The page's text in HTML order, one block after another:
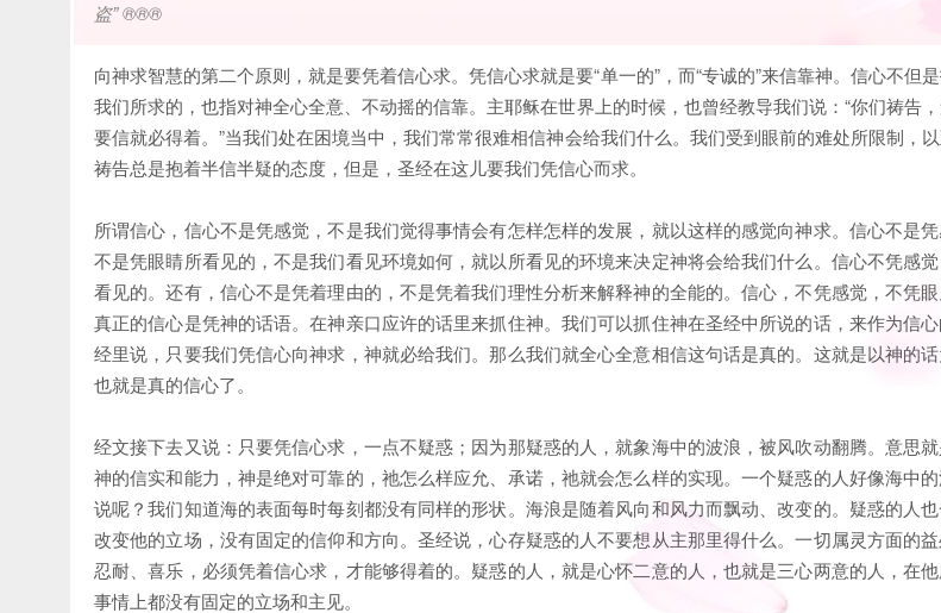
盗” ®®®
向神求智慧的第二个原则，就是要凭着信心求。凭信心求就是要“单一的”，而“专诚的”来信靠神。信心不但
我们所求的，也指对神全心全意、不动摇的信靠。主耶稣在世界上的时候，也曾经教导我们说：“你们祷告
要信就必得着。”当我们处在困境当中，我们常常很难相信神会给我们什么。我们受到眼前的难处所限制，
祷告总是抱着半信半疑的态度，但是，圣经在这儿要我们凭信心而求。
所谓信心，信心不是凭感觉，不是我们觉得事情会有怎样怎样的发展，就以这样的感觉向神求。信心不是
不是凭眼睛所看见的，不是我们看见环境如何，就以所看见的环境来决定神将会给我们什么。信心不凭感
看见的。还有，信心不是凭着理由的，不是凭着我们理性分析来解释神的全能的。信心，不凭感觉，不凭眼
真正的信心是凭神的话语。在神亲口应许的话里来抓住神。我们可以抓住神在圣经中所说的话，来作为信
经里说，只要我们凭信心向神求，神就必给我们。那么我们就全心全意相信这句话是真的。这就是以神的话
也就是真的信心了。
经文接下去又说：只要凭信心求，一点不疑惑；因为那疑惑的人，就象海中的波浪，被风吹动翻腾。意思
神的信实和能力，神是绝对可靠的，祂怎么样应允、承诺，祂就会怎么样的实现。一个疑惑的人好像海中
说呢？我们知道海的表面每时每刻都没有同样的形状。海浪是随着风向和风力而飘动、改变的。疑惑的人
改变他的立场，没有固定的信仰和方向。圣经说，心存疑惑的人不要想从主那里得什么。一切属灵方面的益
忍耐、喜乐，必须凭着信心求，才能够得着的。疑惑的人，就是心怀二意的人，也就是三心两意的人，在
事情上都没有固定的立场和主见。